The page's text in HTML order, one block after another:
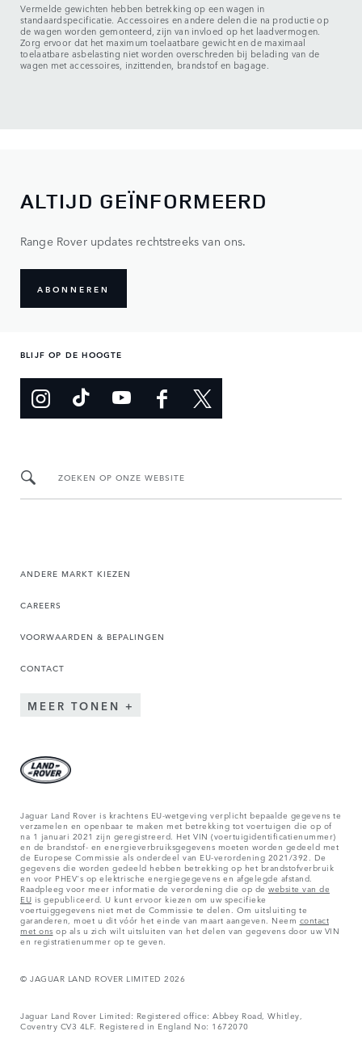
Vermelde gewichten hebben betrekking op een wagen in
standaardspecificatie. Accessoires en andere delen die na productie op
de wagen worden gemonteerd, zijn van invloed op het laadvermogen.
Zorg ervoor dat het maximum toelaatbare gewicht en de maximaal
toelaatbare asbelasting niet worden overschreden bij belading van de
wagen met accessoires, inzittenden, brandstof en bagage.
ALTIJD GEÏNFORMEERD
Range Rover updates rechtstreeks van ons.
ABONNEREN
BLIJF OP DE HOOGTE
ZOEKEN OP ONZE WEBSITE
ANDERE MARKT KIEZEN
CAREERS
VOORWAARDEN & BEPALINGEN
CONTACT
MEER TONEN
Jaguar Land Rover is krachtens EU-wetgeving verplicht bepaalde gegevens te
verzamelen en openbaar te maken met betrekking tot voertuigen die op of
na 1 januari 2021 zijn geregistreerd. Het VIN (voertuigidentificatienummer)
en de brandstof- en energieverbruiksgegevens moeten worden gedeeld met
de Europese Commissie als onderdeel van EU-verordening 2021/392. De
gegevens die worden gedeeld hebben betrekking op het brandstofverbruik
en voor PHEV's op elektrische energiegegevens en afgelegde afstand.
Raadpleeg voor meer informatie de verordening die op dewebsite van de
EU is gepubliceerd. U kunt ervoor kiezen om uw specifieke
voertuiggegevens niet met de Commissie te delen. Om uitsluiting te
garanderen, moet u dit vóór het einde van maart aangeven. Neem contact
met ons op als u zich wilt uitsluiten van het delen van gegevens door uw VIN
en registratienummer op te geven.
© JAGUAR LAND ROVER LIMITED 2026
Jaguar Land Rover Limited: Registered office: Abbey Road, Whitley,
Coventry CV3 4LF. Registered in England No: 1672070